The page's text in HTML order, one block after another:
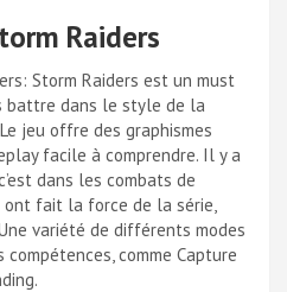
Raiders
Storm Raiders est un must
battre dans le style de la
jeu offre des graphismes
facile à comprendre. Il y a
dans les combats de
fait la force de la série,
variété de différents modes
comme Capture